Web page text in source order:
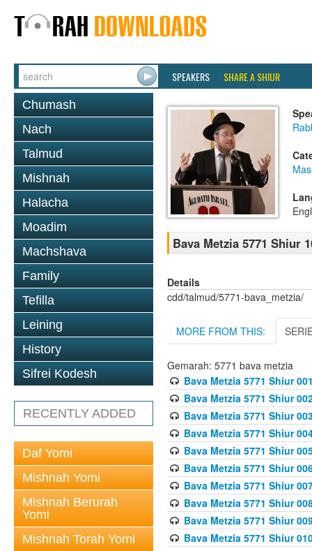
SPEAKERS SHARE A SHIUR
Chumash
Nach
Talmud
Mishnah
Halacha
Moadim
Machshava
Family
Tefilla
Leining
History
Sifrei Kodesh
RECENTLY ADDED
Daf Yomi
Mishnah Yomi
Mishnah Berurah
Yomi
Mishnah Torah Yomi
Bava Metzia 5771 Shiur
Details
cdd/talmud/5771-bava_metzia/
MORE FROM THIS:
Gemarah: 5771 bava metzia
Bava Metzia 5771 Shiur
Bava Metzia 5771 Shiur
Bava Metzia 5771 Shiur
Bava Metzia 5771 Shiur
Bava Metzia 5771 Shiur
Bava Metzia 5771 Shiur
Bava Metzia 5771 Shiur
Bava Metzia 5771 Shiur
Bava Metzia 5771 Shiur
Bava Metzia 5771 Shiur